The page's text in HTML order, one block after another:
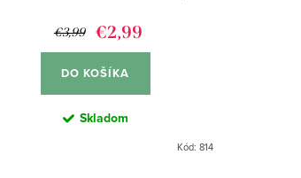
€3,99 €2,99
DO KOŠÍKA
Skladom
Kód: 814